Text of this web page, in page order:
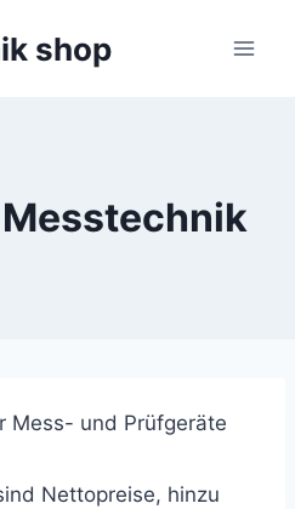
shop
Messtechnik
Mess- und Prüfgeräte
Nettopreise, hinzu